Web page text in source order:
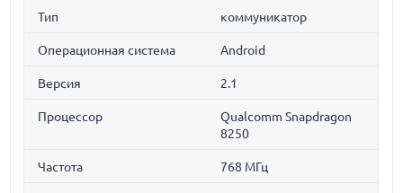
Тип коммуникатор
Операционная система Android
Версия 2.1
Процессор
Qualcomm Snapdragon
8250
Частота 768 МГц